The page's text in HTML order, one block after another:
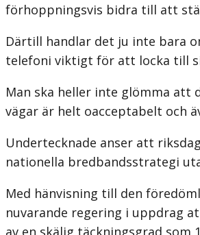
förhoppningsvis bidra till att
Därtill handlar det ju inte bara
telefoni viktigt för att locka till
Man ska heller inte glömma att
vägar är helt oacceptabelt och
Undertecknade anser att
nationella bredbandsstrategi
Med hänvisning till den
nuvarande regering i uppdrag
av en skälig täckningsgrad som